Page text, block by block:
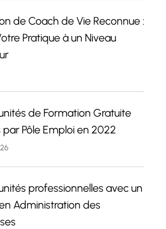
de Coach de Vie Reconnue :
Pratique à un Niveau
de Formation Gratuite
Pôle Emploi en 2022
professionnelles avec un
Administration des